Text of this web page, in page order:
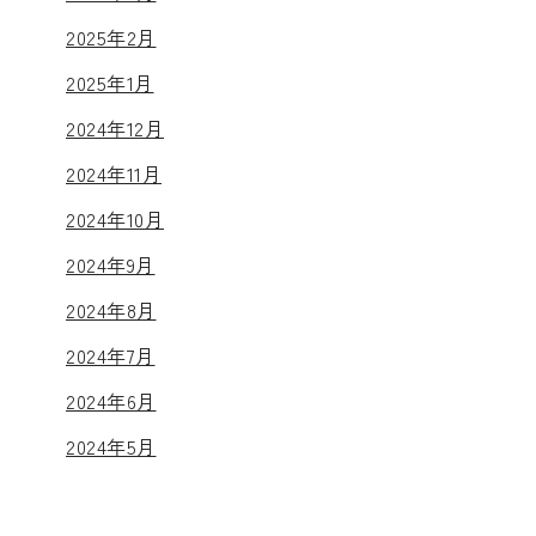
2025年2月
2025年1月
2024年12月
2024年11月
2024年10月
2024年9月
2024年8月
2024年7月
2024年6月
2024年5月